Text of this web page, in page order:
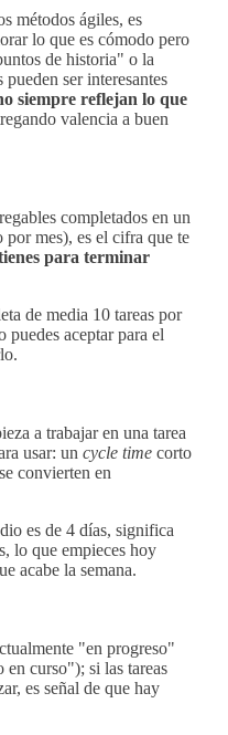
métodos ágiles, es
lo que es cómodo pero
de historia" o la
ser interesantes
siempre reflejan lo que
valencia a buen
completados en un
mes), es el cifra que te
para terminar
de media 10 tareas por
puedes aceptar para el
a trabajar en una tarea
usar: un cycle time corto
convierten en
es de 4 días, significa
lo que empieces hoy
acabe la semana.
"en progreso"
en curso"); si las tareas
es señal de que hay